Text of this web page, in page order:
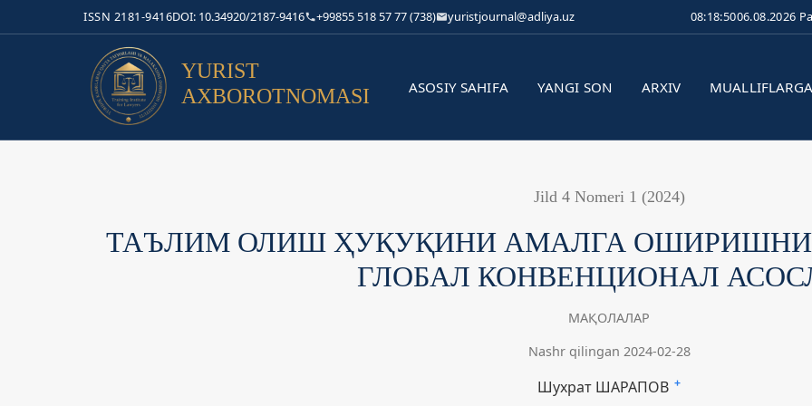
ISSN 2181-9416DOI: 10.34920/2187-9416 +99855 518 57 77 (738) yuristjournal@adliya.uz 08:18:5106.08.2026
YURIST
AXBOROTNOMASI
ASOSIY SAHIFA YANGI SON ARXIV MUALLIFLARGA
Jild 4 Nomeri 1 (2024)
ТАЪЛИМ ОЛИШ ҲУҚУҚИНИ АМАЛГА ОШИРИШНИ
ГЛОБАЛ КОНВЕНЦИОНАЛ
МАҚОЛАЛАР
Nashr qilingan 2024-02-28
Шухрат ШАРАПОВ +